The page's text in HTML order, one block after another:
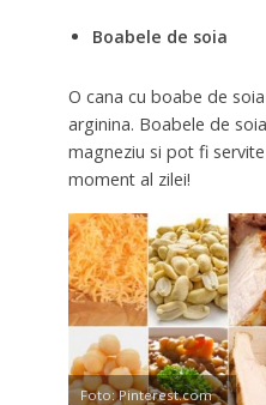
Boabele de soia
O cana cu boabe de
arginina. Boabele de
magneziu si pot fi
moment al zilei!
Foto: Pinterest.com